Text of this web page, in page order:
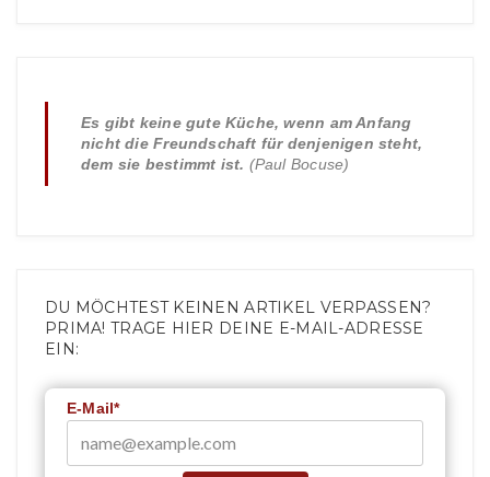
Es gibt keine gute Küche, wenn am Anfang
nicht die Freundschaft für denjenigen steht,
dem sie bestimmt ist. (Paul Bocuse)
DU MÖCHTEST KEINEN ARTIKEL VERPASSEN?
PRIMA! TRAGE HIER DEINE E-MAIL-ADRESSE
EIN:
E-Mail*